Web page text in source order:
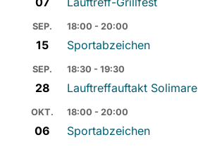
SEP.
15
18:00 - 20:00
Sportabzeichen
SEP.
28
18:30 - 19:30
Lauftreffauftakt Solimare
OKT.
06
18:00 - 20:00
Sportabzeichen